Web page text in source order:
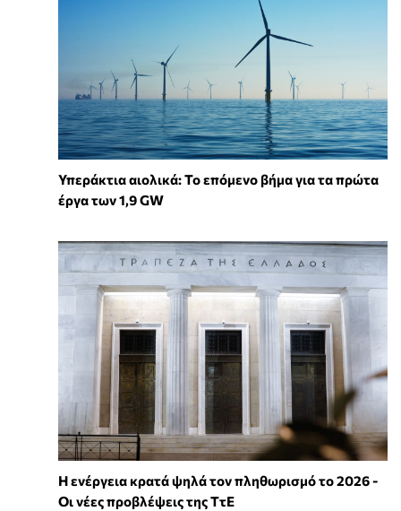
Υπεράκτια αιολικά: Το επόμενο βήμα για τα πρώτα
έργα των 1,9 GW
Η ενέργεια κρατά ψηλά τον πληθωρισμό το 2026 -
Οι νέες προβλέψεις της ΤτΕ